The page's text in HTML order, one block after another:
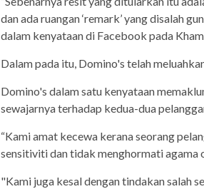
dan ada ruangan ‘remark’ yang disalah
dalam kenyataan di Facebook pada
Dalam pada itu, Domino's telah
Domino's dalam satu kenyataan
sewajarnya terhadap kedua-dua
“Kami amat kecewa kerana seorang
sensitiviti dan tidak menghormati agama
"Kami juga kesal dengan tindakan salah